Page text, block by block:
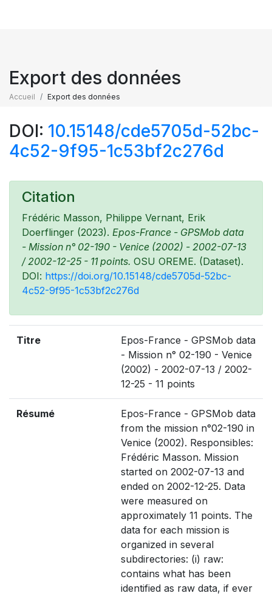
Export des données
Accueil Export des données
DOI: 10.15148/cde5705d-52bc-
4c52-9f95-1c53bf2c276d
Citation
Frédéric Masson, Philippe Vernant, Erik
Doerflinger (2023). Epos-France - GPSMob data
- Mission n° 02-190 - Venice (2002) - 2002-07-13
/ 2002-12-25 - 11 points. OSU OREME. (Dataset).
DOI: https://doi.org/10.15148/cde5705d-52bc-
4c52-9f95-1c53bf2c276d
Titre
Epos-France - GPSMob data
- Mission n° 02-190 - Venice
(2002) - 2002-07-13 / 2002-
12-25 - 11 points
Résumé
Epos-France - GPSMob data
from the mission n°02-190 in
Venice (2002). Responsibles:
Frédéric Masson. Mission
started on 2002-07-13 and
ended on 2002-12-25. Data
were measured on
approximately 11 points. The
data for each mission is
organized in several
subdirectories: (i) raw:
contains what has been
identified as raw data, if ever